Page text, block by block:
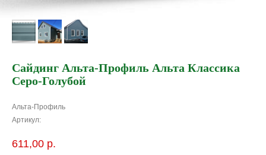
Сайдинг Альта-Профиль Альта Классика
Серо-Голубой
Альта-Профиль
Артикул:
611,00 р.